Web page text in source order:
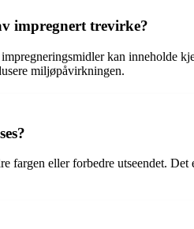
impregnert trevirke?
kan inneholde
miljøpåvirkningen.
fargen eller forbedre utseendet.